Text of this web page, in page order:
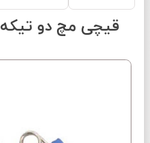
قیچی مچ دو تیکه HAND GRIP